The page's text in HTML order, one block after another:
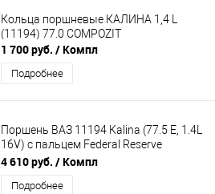
Кольца поршневые КАЛИНА 1,4 L
(11194) 77.0 COMPOZIT
1 700 руб. / Компл
Подробнее
Поршень ВАЗ 11194 Kalina (77.5 E, 1.4L
16V) с пальцем Federal Reserve
(11194100401597wpr02)
4 610 руб. / Компл
Подробнее